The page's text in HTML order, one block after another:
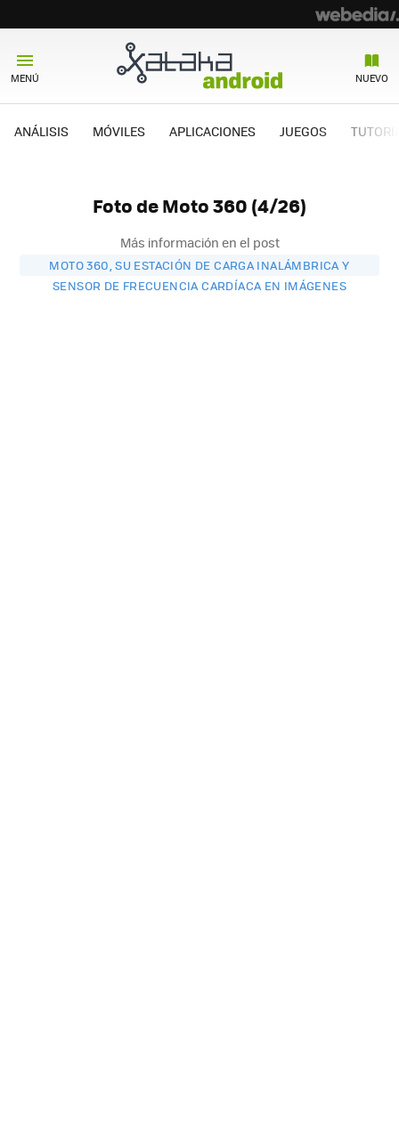
MENÚ NUEVO
ANÁLISIS MÓVILES APLICACIONES JUEGOS
Foto de Moto 360 (4/26)
Más información en el post
MOTO 360, SU ESTACIÓN DE CARGA INALÁMBRICA Y
SENSOR DE FRECUENCIA CARDÍACA EN IMÁGENES